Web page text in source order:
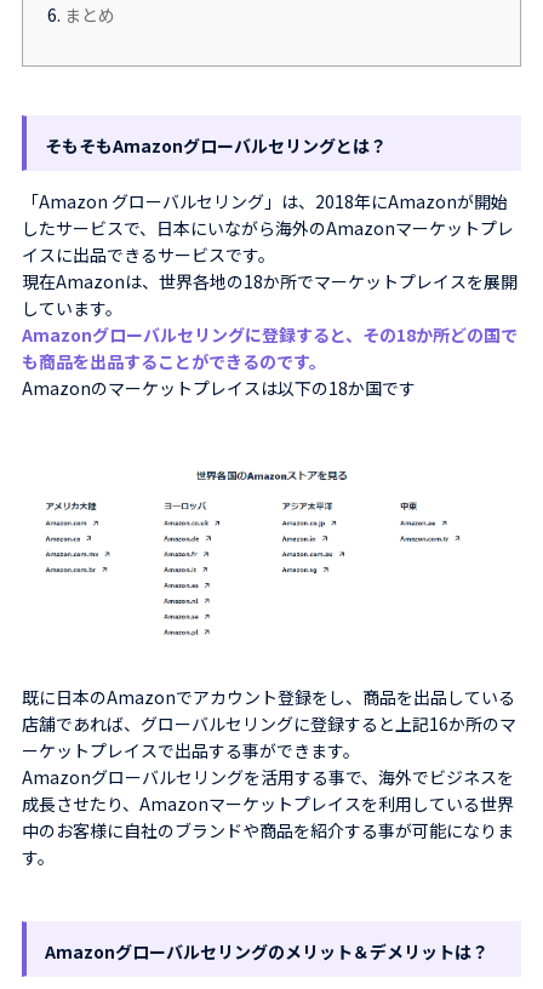
6. まとめ
そもそもAmazonグローバルセリングとは？
「Amazon グローバルセリング」は、2018年にAmazonが開始
したサービスで、日本にいながら海外のAmazonマーケットプレ
イスに出品できるサービスです。
現在Amazonは、世界各地の18か所でマーケットプレイスを展開
しています。
Amazonグローバルセリングに登録すると、その18か所どの国で
も商品を出品することができるのです。
Amazonのマーケットプレイスは以下の18か国です
既に日本のAmazonでアカウント登録をし、商品を出品している
店舗であれば、グローバルセリングに登録すると上記16か所のマ
ーケットプレイスで出品する事ができます。
Amazonグローバルセリングを活用する事で、海外でビジネスを
成長させたり、Amazonマーケットプレイスを利用している世界
中のお客様に自社のブランドや商品を紹介する事が可能になりま
す。
Amazonグローバルセリングのメリット＆デメリットは？